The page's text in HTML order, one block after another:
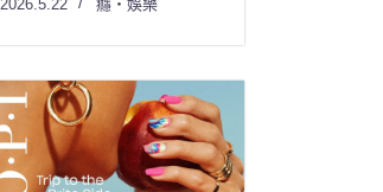
2026.5.22 癮・娛樂